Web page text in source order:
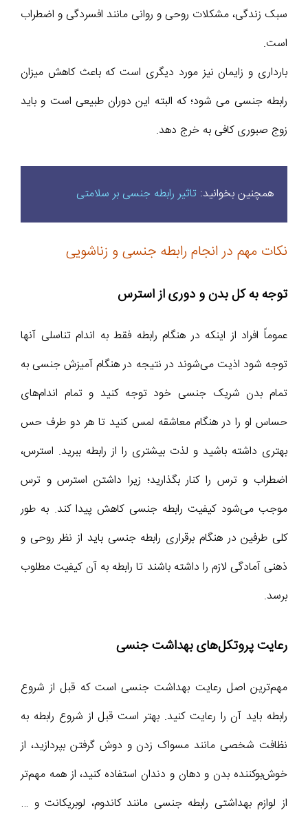
سبک زندگی، مشکلات روحی و روانی مانند افسردگی و اضطراب
است.
بارداری و زایمان نیز مورد دیگری است که باعث کاهش میزان
رابطه جنسی می شود؛ که البته این دوران طبیعی است و باید
زوج صبوری کافی به خرج دهد.
همچنین بخوانید: تاثیر رابطه جنسی بر سلامتی
نکات مهم در انجام رابطه جنسی و زناشویی
توجه به کل بدن و دوری از استرس
عموماً افراد از اینکه در هنگام رابطه فقط به اندام تناسلی آنها
توجه شود اذیت می‌شوند در نتیجه در هنگام آمیزش جنسی به
تمام بدن شریک جنسی خود توجه کنید و تمام اندام‌های
حساس او را در هنگام معاشقه لمس کنید تا هر دو طرف حس
بهتری داشته باشید و لذت بیشتری را از رابطه ببرید. استرس،
اضطراب و ترس را کنار بگذارید؛ زیرا داشتن استرس و ترس
موجب می‌شود کیفیت رابطه جنسی کاهش پیدا کند. به طور
کلی طرفین در هنگام برقراری رابطه جنسی باید از نظر روحی و
ذهنی آمادگی لازم را داشته باشند تا رابطه به آن کیفیت مطلوب
برسد.
رعایت پروتکل‌های بهداشت جنسی
مهم‌ترین اصل رعایت بهداشت جنسی است که قبل از شروع
رابطه باید آن را رعایت کنید. بهتر است قبل از شروع رابطه به
نظافت شخصی مانند مسواک زدن و دوش گرفتن بپردازید، از
خوش‌بوکننده بدن و دهان و دندان استفاده کنید، از همه مهم‌تر
از لوازم بهداشتی رابطه جنسی مانند کاندوم، لوبریکانت و …